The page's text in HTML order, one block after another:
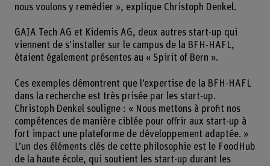
nous voulons y remédier », explique Christoph Denkel.
GAIA Tech AG et Kidemis AG, deux autres start-up qui
viennent de s’installer sur le campus de la BFH-HAFL,
étaient également présentes au « Spirit of Bern ».
Ces exemples démontrent que l’expertise de la BFH-HAFL
dans la recherche est très prisée par les start-up.
Christoph Denkel souligne : « Nous mettons à profit nos
compétences de manière ciblée pour offrir aux start-up à
fort impact une plateforme de développement adaptée. »
L’un des éléments clés de cette philosophie est le FoodHub
de la haute école, qui soutient les start-up durant les